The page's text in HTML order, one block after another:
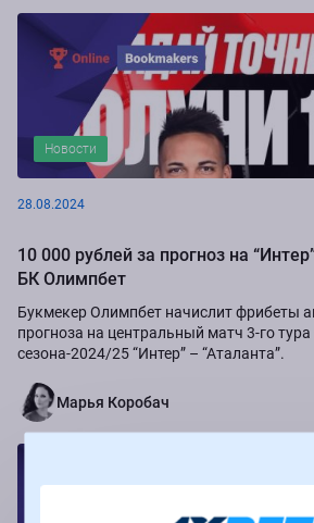
Новости
28.08.2024
10 000 рублей за прогноз на
БК Олимпбет
Букмекер Олимпбет начислит фрибеты
прогноза на центральный матч 3-го
сезона-2024/25 “Интер” – “Аталанта”.
Марья Коробач